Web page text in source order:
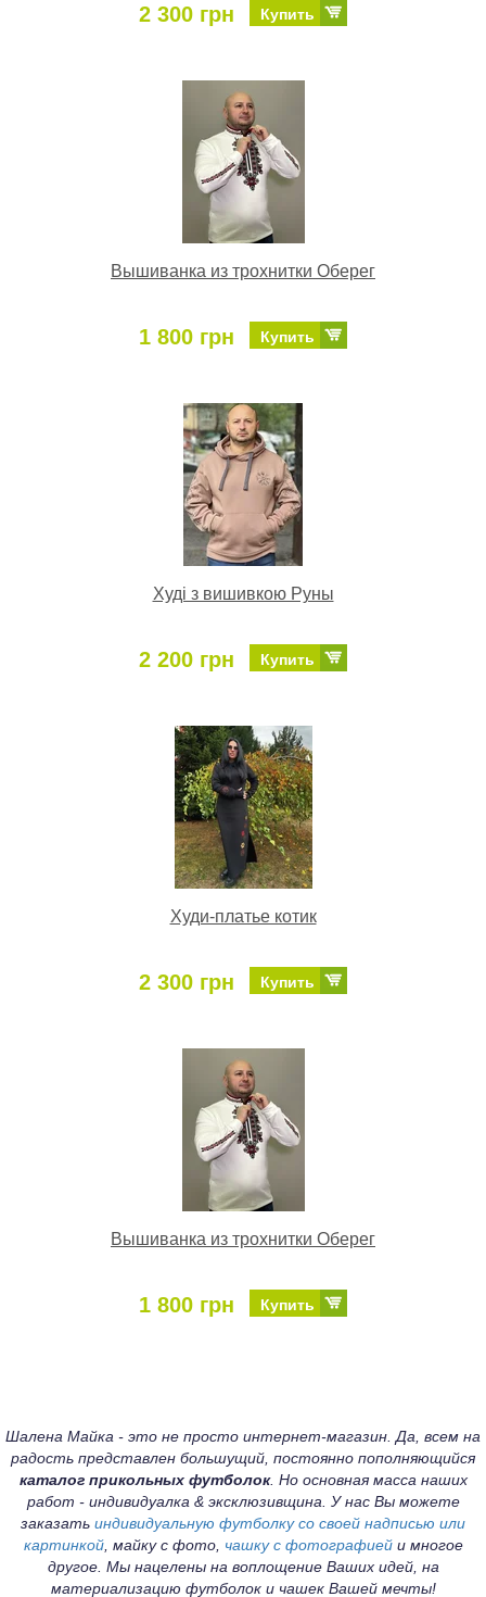
2 300 грн Купить
Вышиванка из трохнитки Оберег
1 800 грн Купить
Худі з вишивкою Руны
2 200 грн Купить
Худи-платье котик
2 300 грн Купить
Вышиванка из трохнитки Оберег
1 800 грн Купить
Шалена Майка - это не просто интернет-магазин. Да, всем на
радость представлен большущий, постоянно пополняющийся
каталог прикольных футболок. Но основная масса наших
работ - индивидуалка & эксклюзивщина. У нас Вы можете
заказать индивидуальную футболку со своей надписью или
картинкой, майку с фото, чашку с фотографиейи многое
другое. Мы нацелены на воплощение Ваших идей, на
материализацию футболок и чашек Вашей мечты!